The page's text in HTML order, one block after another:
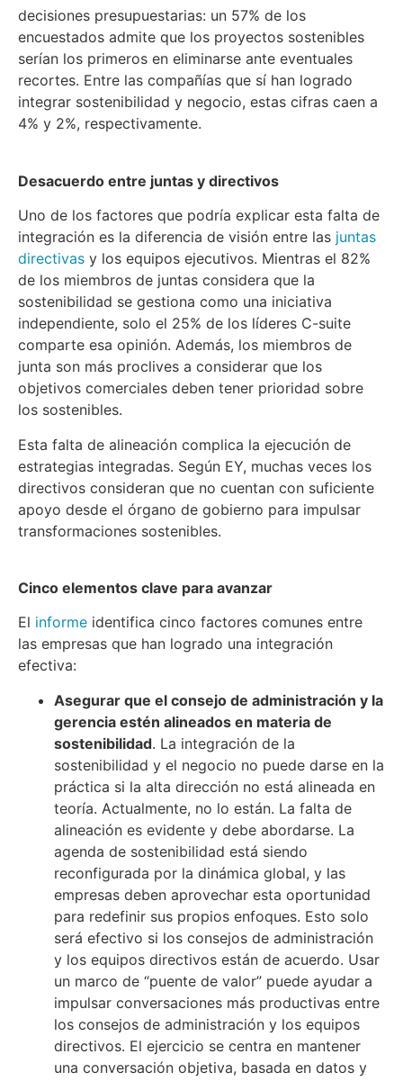
decisiones presupuestarias: un 57% de los
encuestados admite que los proyectos sostenibles
serían los primeros en eliminarse ante eventuales
recortes. Entre las compañías que sí han logrado
integrar sostenibilidad y negocio, estas cifras caen a
4% y 2%, respectivamente.
Desacuerdo entre juntas y directivos
Uno de los factores que podría explicar esta falta de
integración es la diferencia de visión entre las juntas
directivas y los equipos ejecutivos. Mientras el 82%
de los miembros de juntas considera que la
sostenibilidad se gestiona como una iniciativa
independiente, solo el 25% de los líderes C-suite
comparte esa opinión. Además, los miembros de
junta son más proclives a considerar que los
objetivos comerciales deben tener prioridad sobre
los sostenibles.
Esta falta de alineación complica la ejecución de
estrategias integradas. Según EY, muchas veces los
directivos consideran que no cuentan con suficiente
apoyo desde el órgano de gobierno para impulsar
transformaciones sostenibles.
Cinco elementos clave para avanzar
El informe identifica cinco factores comunes entre
las empresas que han logrado una integración
efectiva:
Asegurar que el consejo de administración y la
gerencia estén alineados en materia de
sostenibilidad. La integración de la
sostenibilidad y el negocio no puede darse en la
práctica si la alta dirección no está alineada en
teoría. Actualmente, no lo están. La falta de
alineación es evidente y debe abordarse. La
agenda de sostenibilidad está siendo
reconfigurada por la dinámica global, y las
empresas deben aprovechar esta oportunidad
para redefinir sus propios enfoques. Esto solo
será efectivo si los consejos de administración
y los equipos directivos están de acuerdo. Usar
un marco de “puente de valor” puede ayudar a
impulsar conversaciones más productivas entre
los consejos de administración y los equipos
directivos. El ejercicio se centra en mantener
una conversación objetiva, basada en datos y